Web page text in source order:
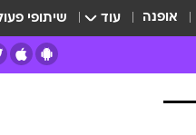
אופנה עוד שיתופי